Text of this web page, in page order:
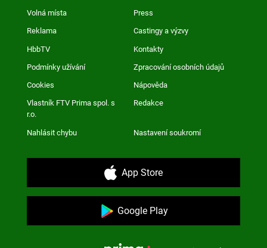
Volná místa Press
Reklama Castingy a výzvy
HbbTV Kontakty
Podmínky užívání Zpracování osobních údajů
Cookies Nápověda
Vlastník FTV Prima spol. s
r.o.
Redakce
Nahlásit chybu Nastavení soukromí
App Store
Google Play